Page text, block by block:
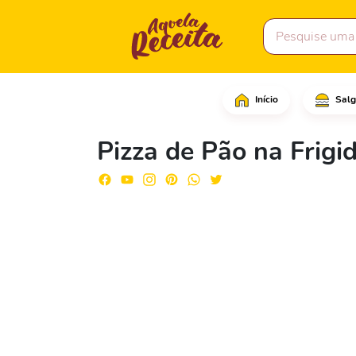
Início
Pizza de Pão na
Em uma frigideira